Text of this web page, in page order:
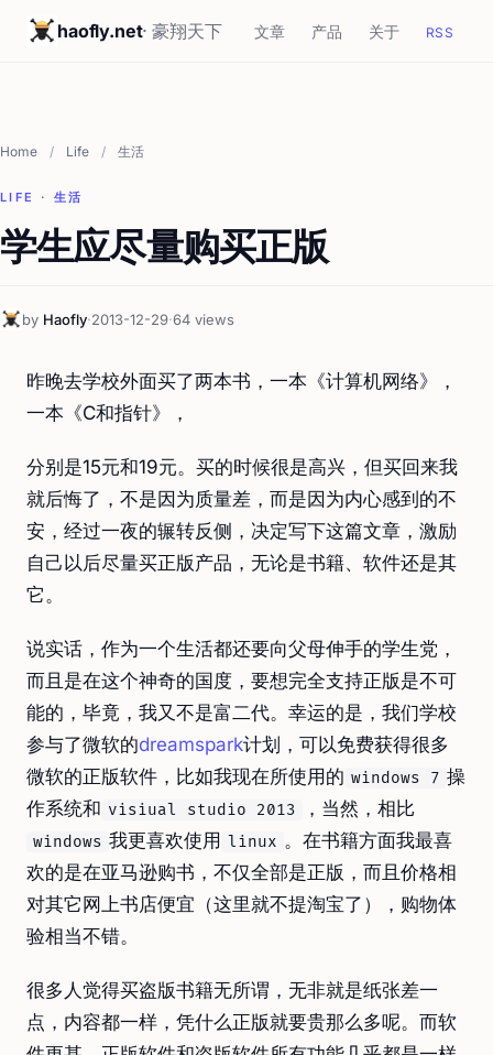
haofly.net· 豪翔天下 文章 产品 关于 RSS
Home / Life / 生活
LIFE · 生活
学生应尽量购买正版
by Haofly·2013-12-29·64 views
昨晚去学校外面买了两本书，一本《计算机网络》，
一本《C和指针》，
分别是15元和19元。买的时候很是高兴，但买回来我
就后悔了，不是因为质量差，而是因为内心感到的不
安，经过一夜的辗转反侧，决定写下这篇文章，激励
自己以后尽量买正版产品，无论是书籍、软件还是其
它。
说实话，作为一个生活都还要向父母伸手的学生党，
而且是在这个神奇的国度，要想完全支持正版是不可
能的，毕竟，我又不是富二代。幸运的是，我们学校
参与了微软的dreamspark计划，可以免费获得很多
微软的正版软件，比如我现在所使用的 windows 7 操
作系统和 visiual studio 2013 ，当然，相比
windows 我更喜欢使用 linux 。在书籍方面我最喜
欢的是在亚马逊购书，不仅全部是正版，而且价格相
对其它网上书店便宜（这里就不提淘宝了），购物体
验相当不错。
很多人觉得买盗版书籍无所谓，无非就是纸张差一
点，内容都一样，凭什么正版就要贵那么多呢。而软